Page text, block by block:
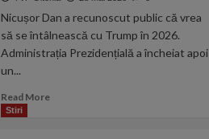
Nicușor Dan a recunoscut public că vrea
să se întâlnească cu Trump în 2026.
Administrația Prezidențială a încheiat apoi
un...
Read MoreRead
Stiri